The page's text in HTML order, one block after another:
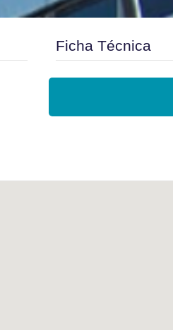
Ficha Técnica